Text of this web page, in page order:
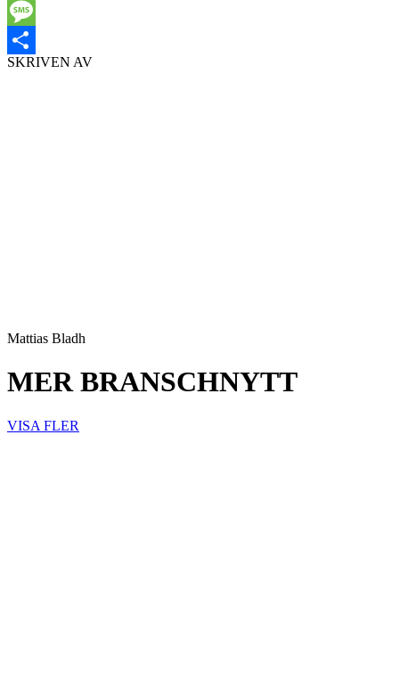
Email
Message
Dela
SKRIVEN AV
Mattias Bladh
MER BRANSCHNYTT
VISA FLER